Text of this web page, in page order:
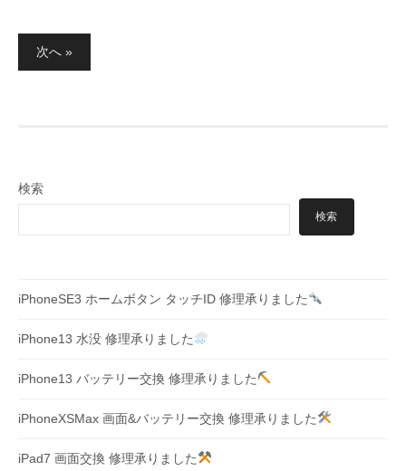
稿
送
次へ »
検索
検索
iPhoneSE3 ホームボタン タッチID 修理承りました
iPhone13 水没 修理承りました
iPhone13 バッテリー交換 修理承りました
iPhoneXSMax 画面&バッテリー交換 修理承りました
iPad7 画面交換 修理承りました